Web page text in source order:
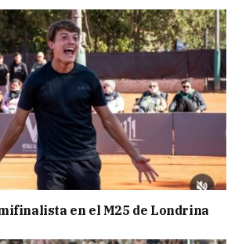
en el M25 de Londrina